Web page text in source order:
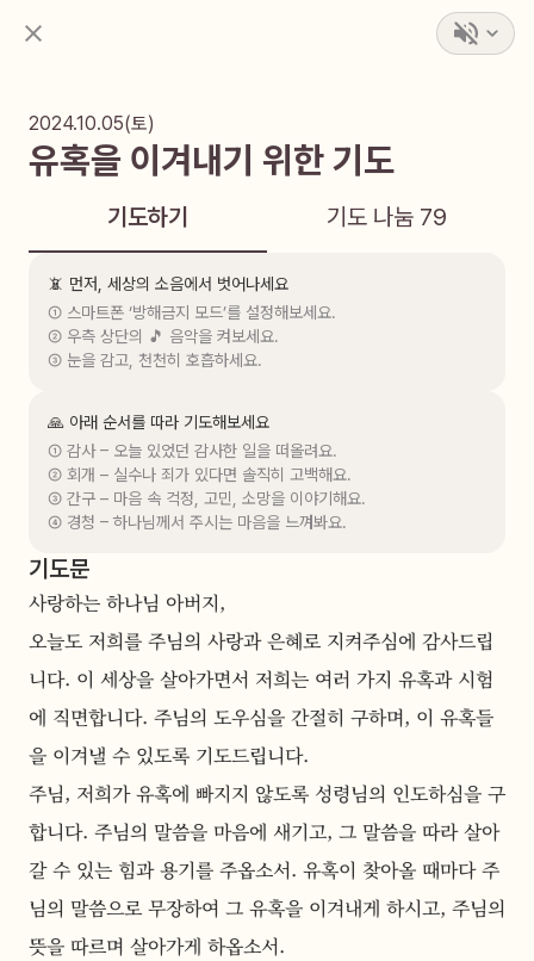
2024.10.05(토)
유혹을 이겨내기 위한 기도
기도하기 기도 나눔 79
📵 먼저, 세상의 소음에서 벗어나세요
① 스마트폰 ‘방해금지 모드’를 설정해보세요.
② 우측 상단의 🎵 음악을 켜보세요.
③ 눈을 감고, 천천히 호흡하세요.
🙏 아래 순서를 따라 기도해보세요
① 감사 – 오늘 있었던 감사한 일을 떠올려요.
② 회개 – 실수나 죄가 있다면 솔직히 고백해요.
③ 간구 – 마음 속 걱정, 고민, 소망을 이야기해요.
④ 경청 – 하나님께서 주시는 마음을 느껴봐요.
기도문
사랑하는 하나님 아버지,
오늘도 저희를 주님의 사랑과 은혜로 지켜주심에 감사드립
니다. 이 세상을 살아가면서 저희는 여러 가지 유혹과 시험
에 직면합니다. 주님의 도우심을 간절히 구하며, 이 유혹들
을 이겨낼 수 있도록 기도드립니다.
주님, 저희가 유혹에 빠지지 않도록 성령님의 인도하심을 구
합니다. 주님의 말씀을 마음에 새기고, 그 말씀을 따라 살아
갈 수 있는 힘과 용기를 주옵소서. 유혹이 찾아올 때마다 주
님의 말씀으로 무장하여 그 유혹을 이겨내게 하시고, 주님의
뜻을 따르며 살아가게 하옵소서.